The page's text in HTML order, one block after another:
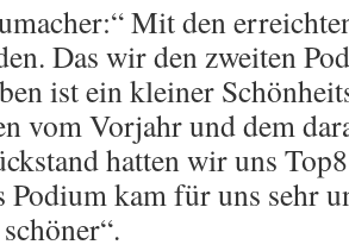
Mit den
Das wir den zweiten
ist ein kleiner
vom Vorjahr und dem
hatten wir uns
Podium kam für uns sehr